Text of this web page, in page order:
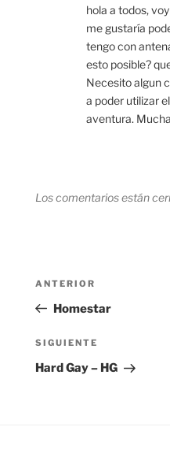
hola a todos,
me gustaría
tengo con
esto posible?
Necesito algun
a poder utilizar
aventura.
Los comentarios están
entradas
Entrada
anterior:
ANTERIOR
Homestar
Siguiente
entrada
SIGUIENTE
Hard Gay – HG